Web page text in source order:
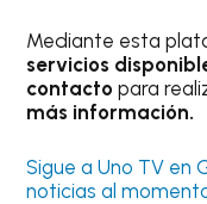
Mediante esta
servicios
contactopara
más información.
Sigue a Uno TV en
noticias al